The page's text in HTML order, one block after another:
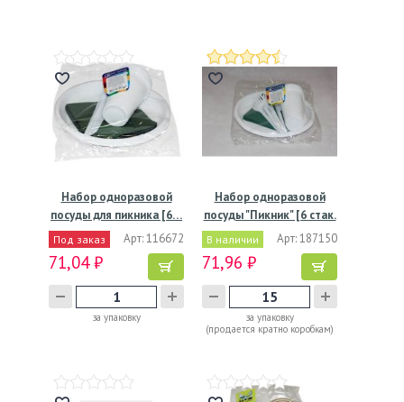
Набор одноразовой
посуды для пикника [6…
Под заказ Арт: 116672
71,04 ₽
за упаковку
Набор одноразовой
посуды "Пикник" [6 стак.
В наличии Арт: 187150
71,96 ₽
за упаковку
(продается кратно коробкам)